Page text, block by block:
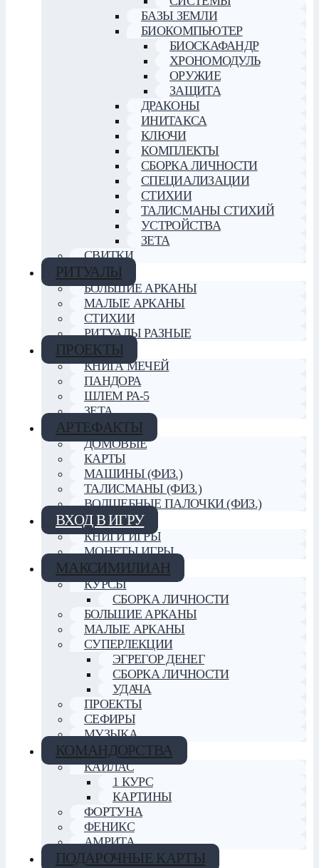
БАЗЫ ЗЕМЛИ
БИОКОМПЬЮТЕР
БИОСКАФАНДР
ХРОНОМОДУЛЬ
ОРУЖИЕ
ЗАЩИТА
ДРАКОНЫ
ИНИТАКСА
КЛЮЧИ
КОМПЛЕКТЫ
СБОРКА ЛИЧНОСТИ
СПЕЦИАЛИЗАЦИИ
СТИХИИ
ТАЛИСМАНЫ СТИХИЙ
УСТРОЙСТВА
ЗЕТА
СВИТКИ
РИТУАЛЫ
БОЛЬШИЕ АРКАНЫ
МАЛЫЕ АРКАНЫ
СТИХИИ
РИТУАЛЫ РАЗНЫЕ
ПРОЕКТЫ
КНИГА МЕЧЕЙ
ПАНДОРА
ШЛЕМ РА-5
ЗЕТА
АРТЕФАКТЫ
ДОМОВЫЕ
КАРТЫ
МАШИНЫ (ФИЗ.)
ТАЛИСМАНЫ (ФИЗ.)
ВОЛШЕБНЫЕ ПАЛОЧКИ (ФИЗ.)
ВХОД В ИГРУ
КНИГИ ИГРЫ
МОНЕТЫ ИГРЫ
МАКСИМИЛИАН
КУРСЫ
СБОРКА ЛИЧНОСТИ
БОЛЬШИЕ АРКАНЫ
МАЛЫЕ АРКАНЫ
СУПЕРЛЕКЦИИ
ЭГРЕГОР ДЕНЕГ
СБОРКА ЛИЧНОСТИ
УДАЧА
ПРОЕКТЫ
СЕФИРЫ
МУЗЫКА
КОМАНДОРСТВА
КАЙЛАС
1 КУРС
КАРТИНЫ
ФОРТУНА
ФЕНИКС
АМРИТА
ПОДАРОЧНЫЕ КАРТЫ